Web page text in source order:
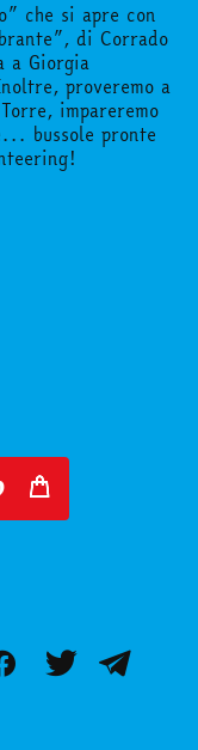
che si apre con
di Corrado
a Giorgia
proveremo a
impareremo
bussole pronte
FacebookTwitter